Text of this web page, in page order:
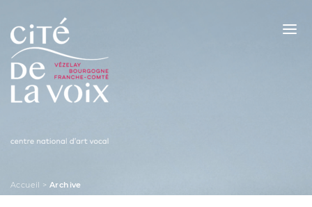
Skip
content
Accueil >Archive